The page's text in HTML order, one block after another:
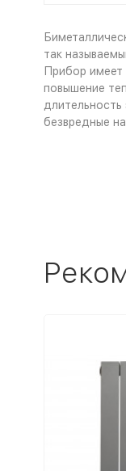
так
Прибор имеет
повышение
безвредные